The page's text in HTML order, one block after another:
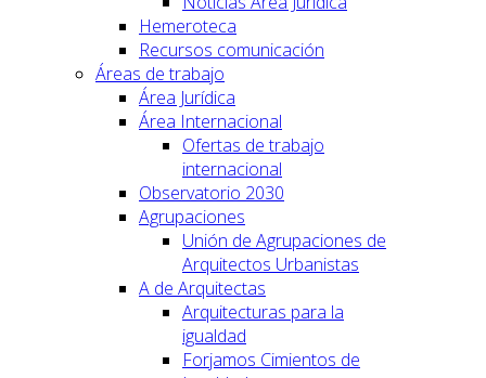
Hemeroteca
Recursos comunicación
Áreas de trabajo
Área Jurídica
Área Internacional
Ofertas de trabajo
internacional
Observatorio 2030
Agrupaciones
Unión de Agrupaciones de
Arquitectos Urbanistas
A de Arquitectas
Arquitecturas para la
igualdad
Forjamos Cimientos de